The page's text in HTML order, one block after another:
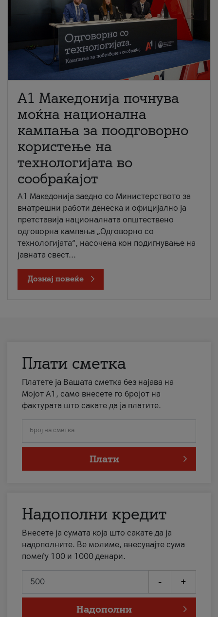
A1 Македонија почнува
моќна национална
кампања за поодговорно
користење на
технологијата во
сообраќајот
A1 Македонија заедно со Министерството за
внатрешни работи денеска и официјално ја
претставија националната општествено
одговорна кампања „Одговорно со
технологијата“, насочена кон подигнување на
јавната свест...
Дознај повеќе
Плати сметка
Платете ја Вашата сметка без најава на
Мојот А1, само внесете го бројот на
фактурата што сакате да ја платите.
Број на сметка
Плати
Надополни кредит
Внесете ја сумата која што сакате да ја
надополните. Ве молиме, внесувајте сума
помеѓу 100 и 1000 денари.
- +
Надополни